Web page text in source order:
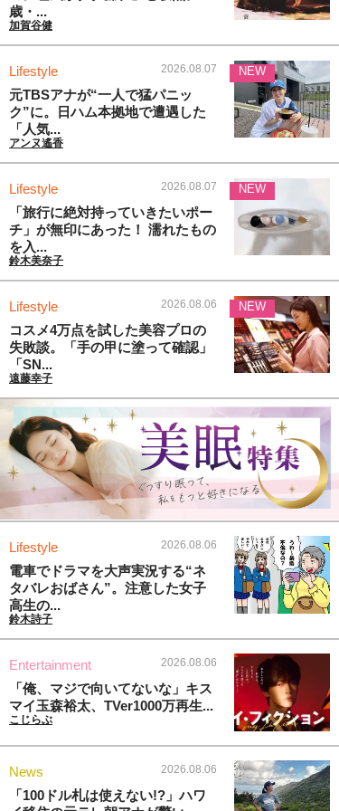
歳・...
加賀谷健
Lifestyle 2026.08.07
元TBSアナが“一人で猛パニッ
ク”に。日ハム本拠地で遭遇した
「人気...
アンヌ遙香
NEW
Lifestyle 2026.08.07
「旅行に絶対持っていきたいポー
チ」が無印にあった！ 濡れたもの
を入...
鈴木美奈子
NEW
Lifestyle 2026.08.06
コスメ4万点を試した美容プロの
失敗談。「手の甲に塗って確認」
「SN...
遠藤幸子
NEW
Lifestyle 2026.08.06
電車でドラマを大声実況する“ネ
タバレおばさん”。注意した女子
高生の...
鈴木詩子
Entertainment 2026.08.06
「俺、マジで向いてないな」キス
マイ玉森裕太、TVer1000万再生...
こじらぶ
News 2026.08.06
「100ドル札は使えない!?」ハワ